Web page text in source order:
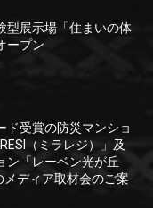
型展示場「住まいの体
ープン
ド受賞の防災マンショ
（ミラレジ）」及
ン「レーベン光が丘
メディア取材会のご案